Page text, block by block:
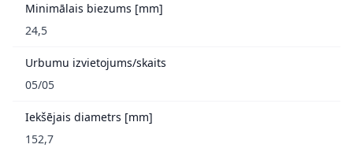
Minimālais biezums [mm]
24,5
Urbumu izvietojums/skaits
05/05
Iekšējais diametrs [mm]
152,7